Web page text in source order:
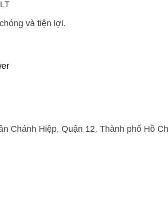
và tiện lợi.
Chánh Hiệp, Quận 12, Thành phố Hồ